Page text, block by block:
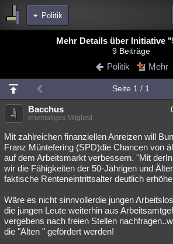
Politik
Blogs
Chat Wiki Neuigkeiten
meine Rubriken
Menschen
Spiritualität Verschwörungen
Natur Umfragen Unterhaltung
weitere Rubriken
Astronomie Helpdesk Gruppen
Clash
Mehr Details über Initiative
9 Beiträge
Politik Mehr
Seite 1 / 1
Bacchus
ehemaliges Mitglied
Mit zahlreichen finanziellen Anreizen will
Franz Müntefering (SPD)die Chancen von
auf dem Arbeitsmarkt verbessern. "Mit
wir die Fähigkeiten der 50-Jährigen und
faktische Renteneintrittsalter deutlich
Wäre es nicht sinnvollerdie jungen
die jungen Leute weiterhin aus
vergebens nach freien Stellen
die "Alten " gefördert werden!